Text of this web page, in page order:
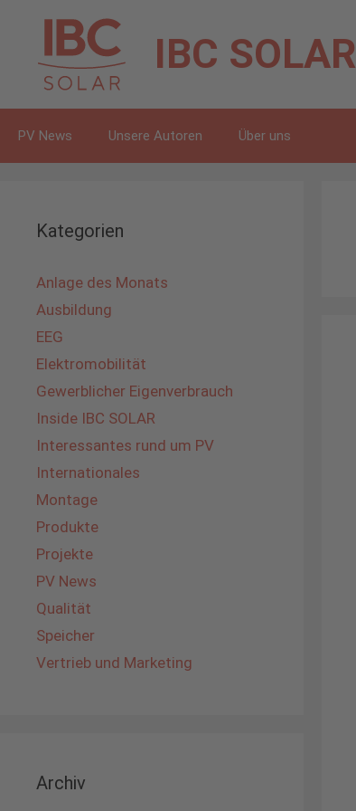
springen
IBC SOLAR
PV News Unsere Autoren Über uns
Kategorien
Anlage des Monats
Ausbildung
EEG
Elektromobilität
Gewerblicher Eigenverbrauch
Inside IBC SOLAR
Interessantes rund um PV
Internationales
Montage
Produkte
Projekte
PV News
Qualität
Speicher
Vertrieb und Marketing
Archiv